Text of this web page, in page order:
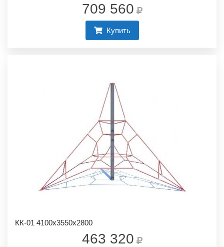
709 560
Купить
КК-01 4100х3550х2800
463 320